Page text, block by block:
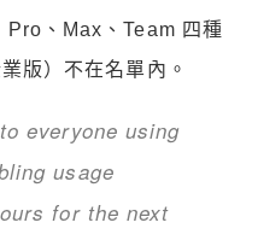
、Max、Team 四種
版）不在名單內。
everyone using
usage
for the next